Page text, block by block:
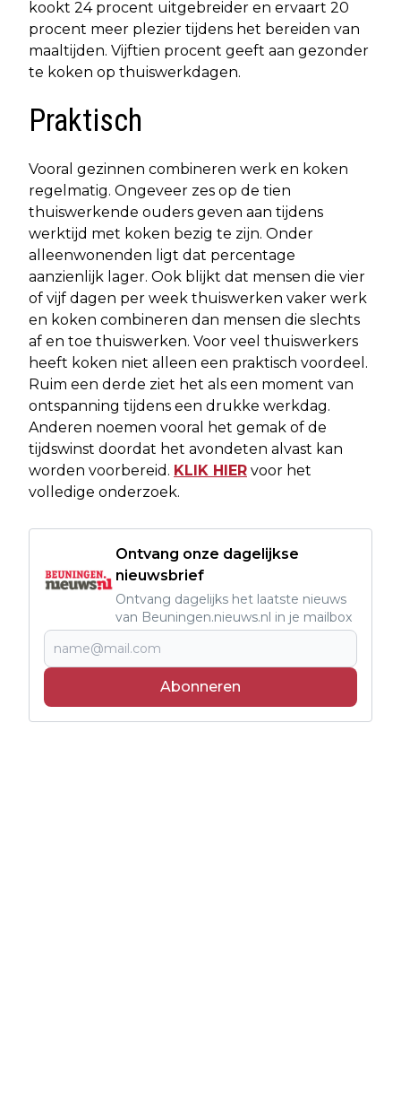
kookt 24 procent uitgebreider en ervaart 20
procent meer plezier tijdens het bereiden van
maaltijden. Vijftien procent geeft aan gezonder
te koken op thuiswerkdagen.
Praktisch
Vooral gezinnen combineren werk en koken
regelmatig. Ongeveer zes op de tien
thuiswerkende ouders geven aan tijdens
werktijd met koken bezig te zijn. Onder
alleenwonenden ligt dat percentage
aanzienlijk lager. Ook blijkt dat mensen die vier
of vijf dagen per week thuiswerken vaker werk
en koken combineren dan mensen die slechts
af en toe thuiswerken. Voor veel thuiswerkers
heeft koken niet alleen een praktisch voordeel.
Ruim een derde ziet het als een moment van
ontspanning tijdens een drukke werkdag.
Anderen noemen vooral het gemak of de
tijdswinst doordat het avondeten alvast kan
worden voorbereid. KLIK HIER voor het
volledige onderzoek.
Ontvang onze dagelijkse
nieuwsbrief
Ontvang dagelijks het laatste nieuws
van Beuningen.nieuws.nl in je mailbox
Abonneren